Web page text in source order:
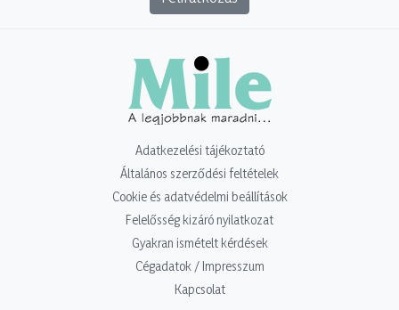
Adatkezelési tájékoztató
Általános szerződési feltételek
Cookie és adatvédelmi beállítások
Felelősség kizáró nyilatkozat
Gyakran ismételt kérdések
Cégadatok / Impresszum
Kapcsolat